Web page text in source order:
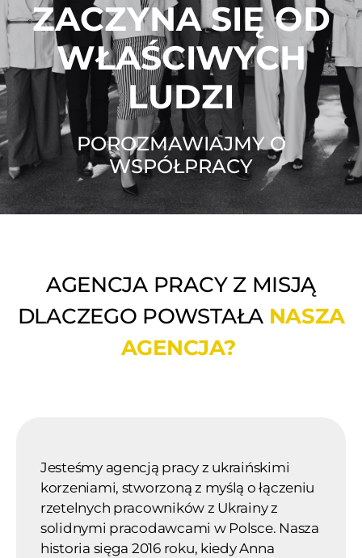
ZACZYNA SIĘ OD
WŁAŚCIWYCH
LUDZI
POROZMAWIAJMY O
WSPÓŁPRACY
AGENCJA PRACY Z MISJĄ
DLACZEGO POWSTAŁA NASZA
AGENCJA?
Jesteśmy agencją pracy z ukraińskimi
korzeniami, stworzoną z myślą o łączeniu
rzetelnych pracowników z Ukrainy z
solidnymi pracodawcami w Polsce. Nasza
historia sięga 2016 roku, kiedy Anna